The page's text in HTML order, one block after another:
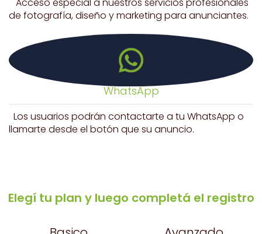
Acceso especial a nuestros servicios profesionales
de fotografía, diseño y marketing para anunciantes.
WhatsApp
Los usuarios podrán contactarte a tu WhatsApp o
llamarte desde el botón que su anuncio.
Elegí tu plan y luego completá el registro